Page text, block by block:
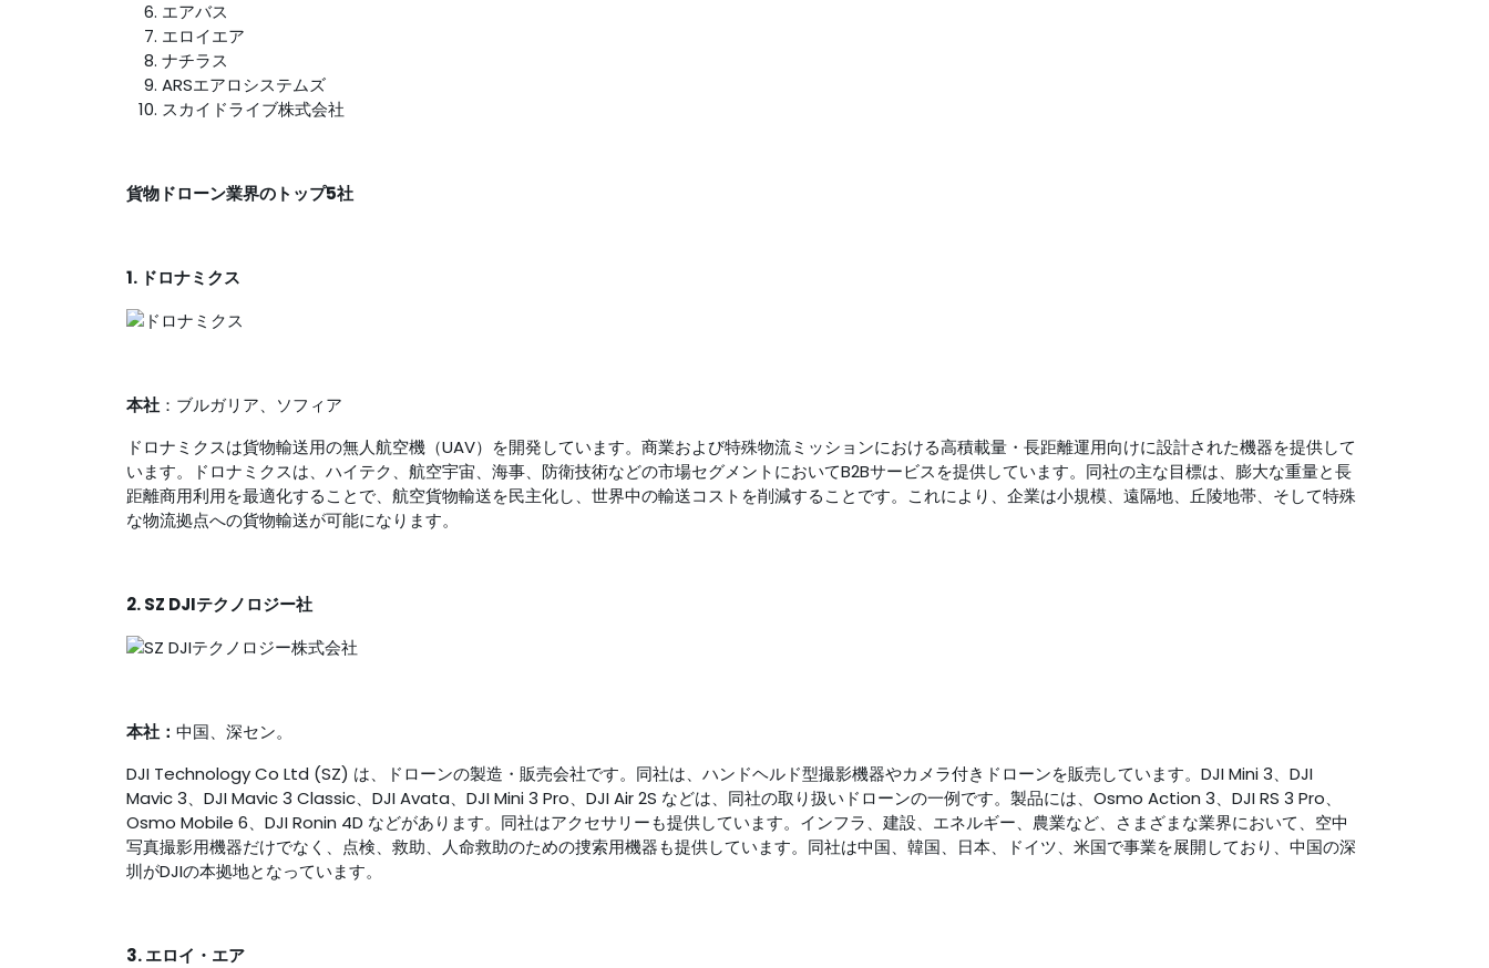
エアバス
エロイエア
ナチラス
ARSエアロシステムズ
スカイドライブ株式会社
貨物ドローン業界のトップ5社
1. ドロナミクス
本社 ：ブルガリア、ソフィア
ドロナミクスは貨物輸送用の無人航空機（UAV）を開発しています。商業および特殊物流ミッションにおける高積載量・長距離運用向けに設計された機器を提供して
います。ドロナミクスは、ハイテク、航空宇宙、海事、防衛技術などの市場セグメントにおいてB2Bサービスを提供しています。同社の主な目標は、膨大な重量と長
距離商用利用を最適化することで、航空貨物輸送を民主化し、世界中の輸送コストを削減することです。これにより、企業は小規模、遠隔地、丘陵地帯、そして特殊
な物流拠点への貨物輸送が可能になります。
2. SZ DJIテクノロジー社
本社： 中国、深セン。
DJI Technology Co Ltd (SZ) は、ドローンの製造・販売会社です。同社は、ハンドヘルド型撮影機器やカメラ付きドローンを販売しています。DJI Mini 3、DJI
Mavic 3、DJI Mavic 3 Classic、DJI Avata、DJI Mini 3 Pro、DJI Air 2S などは、同社の取り扱いドローンの一例です。製品には、Osmo Action 3、DJI RS 3 Pro、
Osmo Mobile 6、DJI Ronin 4D などがあります。同社はアクセサリーも提供しています。インフラ、建設、エネルギー、農業など、さまざまな業界において、空中
写真撮影用機器だけでなく、点検、救助、人命救助のための捜索用機器も提供しています。同社は中国、韓国、日本、ドイツ、米国で事業を展開しており、中国の深
圳がDJIの本拠地となっています。
3. エロイ・エア